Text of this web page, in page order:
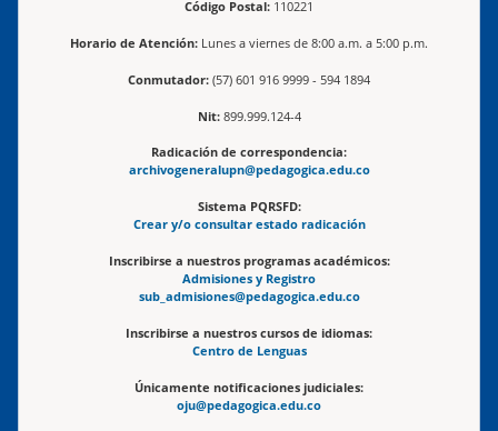
Código Postal: 110221
Horario de Atención: Lunes a viernes de 8:00 a.m. a 5:00 p.m.
Conmutador: (57) 601 916 9999 - 594 1894
Nit:899.999.124-4
Radicación de correspondencia:
archivogeneralupn@pedagogica.edu.co
Sistema PQRSFD:
Crear y/o consultar estado radicación
Inscribirse a nuestros programas académicos:
Admisiones y Registro
sub_admisiones@pedagogica.edu.co
Inscribirse a nuestros cursos de idiomas:
Centro de Lenguas
Únicamente notificaciones judiciales:
oju@pedagogica.edu.co